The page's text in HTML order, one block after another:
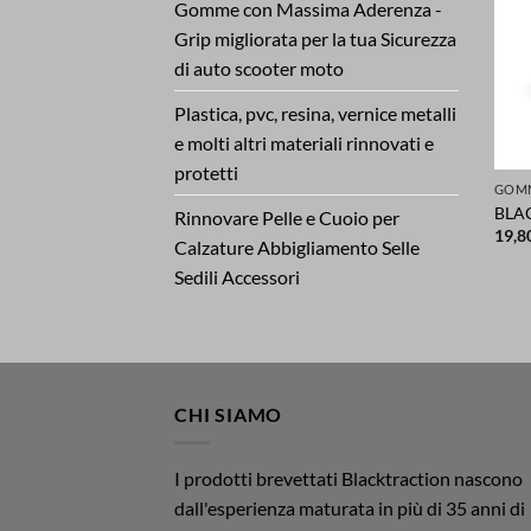
Gomme con Massima Aderenza -
Grip migliorata per la tua Sicurezza
di auto scooter moto
Plastica, pvc, resina, vernice metalli
e molti altri materiali rinnovati e
protetti
Rinnovare Pelle e Cuoio per
Calzature Abbigliamento Selle
Sedili Accessori
CHI SIAMO
I prodotti brevettati Blacktraction nascono
dall'esperienza maturata in più di 35 anni di